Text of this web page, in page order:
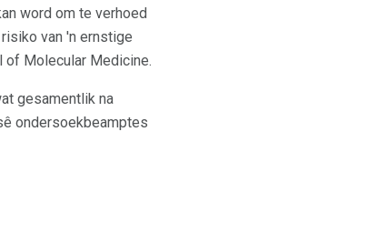
word om te verhoed
van 'n ernstige
of Molecular Medicine.
gesamentlik na
ondersoekbeamptes